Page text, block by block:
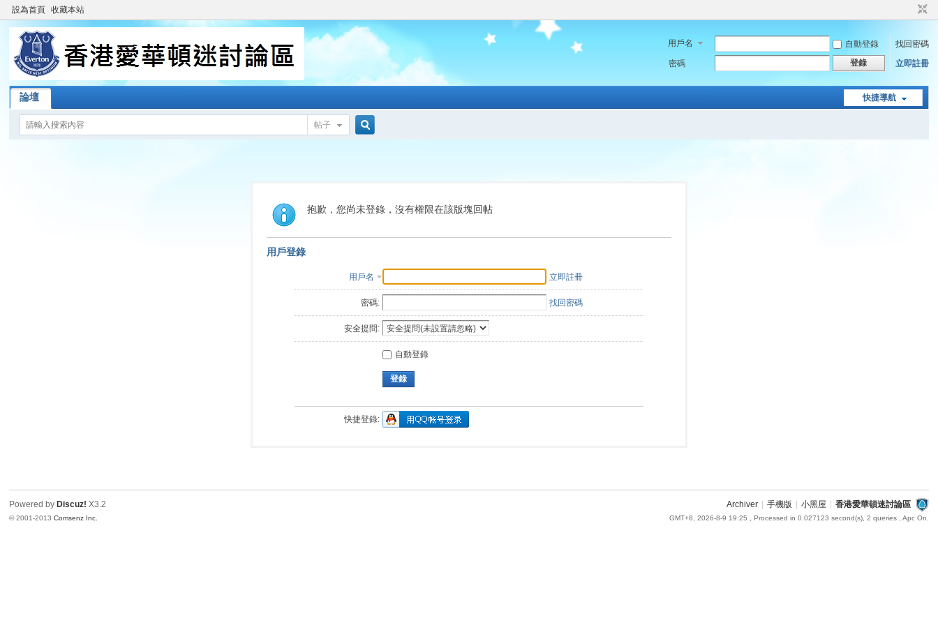
設為首頁 收藏本站
用戶名 自動登錄
找回密碼
密碼
登錄 立即註冊
快捷導航
論壇
帖子
索
抱歉，您尚未登錄，沒有權限在該版塊回帖
用戶登錄
用戶名 立即註冊
密碼: 找回密碼
安全提問:
自動登錄
登錄
快捷登錄:
Archiver 手機版 小黑屋 香港愛華頓迷討論區
GMT+8, 2026-8-9 19:25 , Processed in 0.027123 second(s), 2 queries , Apc On.
Powered by Discuz! X3.2
© 2001-2013Comsenz Inc.